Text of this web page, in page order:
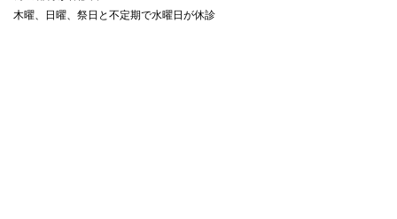
木曜、日曜、祭日と不定期で水曜日が休診